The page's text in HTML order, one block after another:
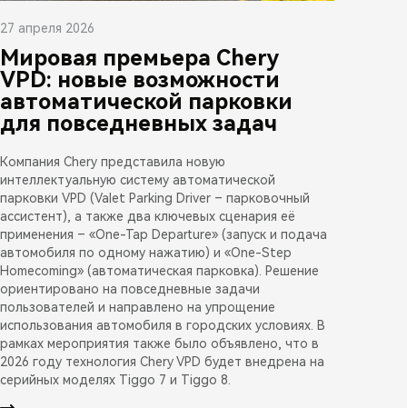
27 апреля 2026
Мировая премьера Chery
VPD: новые возможности
автоматической парковки
для повседневных задач
Компания Chery представила новую
интеллектуальную систему автоматической
парковки VPD (Valet Parking Driver – парковочный
ассистент), а также два ключевых сценария её
применения – «One-Tap Departure» (запуск и подача
автомобиля по одному нажатию) и «One-Step
Homecoming» (автоматическая парковка). Решение
ориентировано на повседневные задачи
пользователей и направлено на упрощение
использования автомобиля в городских условиях. В
рамках мероприятия также было объявлено, что в
2026 году технология Chery VPD будет внедрена на
серийных моделях Tiggo 7 и Tiggo 8.